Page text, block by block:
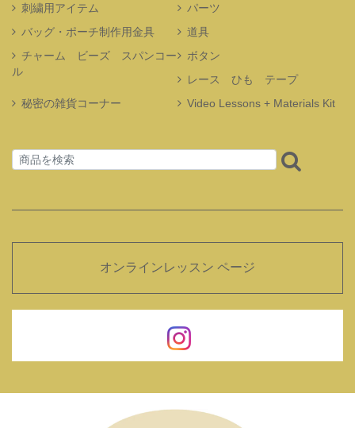
刺繍用アイテム
パーツ
バッグ・ポーチ制作用金具
道具
チャーム ビーズ スパンコー
ル
ボタン
レース ひも テープ
秘密の雑貨コーナー
Video Lessons + Materials Kit
オンラインレッスン ページ